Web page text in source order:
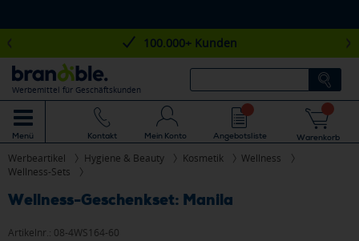
100.000+ Kunden
Werbemittel für Geschäftskunden
Menü Kontakt Mein Konto Angebotsliste Warenkorb
Werbeartikel Hygiene & Beauty Kosmetik
Wellness
Wellness-Sets
Wellness-Geschenkset: Manila
Artikelnr.: 08-4WS164-60